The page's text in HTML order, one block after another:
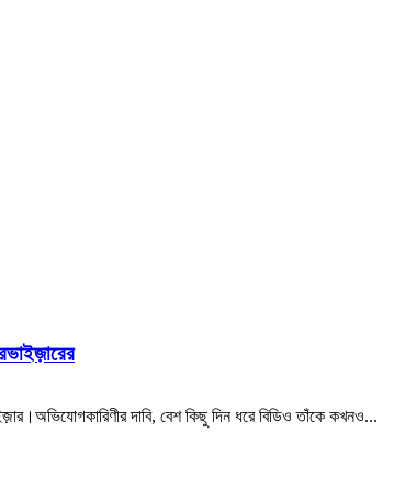
দাবি, বেশ কিছু দিন ধরে বিডিও তাঁকে কখনও...